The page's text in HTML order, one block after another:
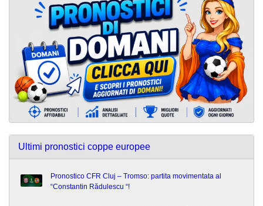
Ultimi pronostici coppe europee
Pronostico CFR Cluj – Tromso: partita movimentata al
“Constantin Rădulescu “!